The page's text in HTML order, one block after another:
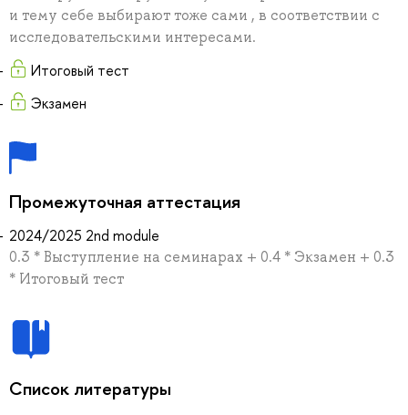
и тему себе выбирают тоже сами , в соответствии с
исследовательскими интересами.
Итоговый тест
Экзамен
Промежуточная аттестация
2024/2025 2nd module
0.3 * Выступление на семинарах + 0.4 * Экзамен + 0.3
* Итоговый тест
Список литературы